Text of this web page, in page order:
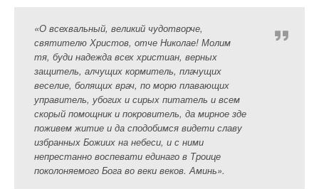
«О всехвальный, великий чудотворче,
святителю Христов, отче Николае! Молим
тя, буди надежда всех христиан, верных
защитель, алчущих кормитель, плачущих
веселие, болящих врач, по морю плавающих
управитель, убогих и сирых питатель и всем
скорый помощник и покровитель, да мирное зде
поживем житие и да сподобимся видети славу
избранных Божиих на небеси, и с ними
непрестанно воспевати единаго в Троице
поколоняемого Бога во веки веков. Аминь».